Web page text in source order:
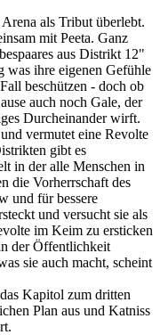
als Tribut überlebt.
mit Peeta. Ganz
aus Distrikt 12"
was ihre eigenen Gefühle
beschützen - doch ob
auch noch Gale, der
Durcheinander wirft.
vermutet eine Revolte
gibt es
in der alle Menschen in
die Vorherrschaft des
und für bessere
und versucht sie als
im Keim zu ersticken
der Öffentlichkeit
sie auch macht, scheint
Kapitol zum dritten
Plan aus und Katniss